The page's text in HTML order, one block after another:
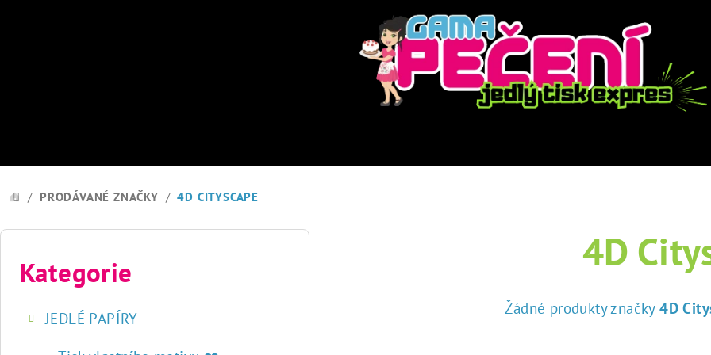
DOMŮ
/ PRODÁVANÉ ZNAČKY / 4D CITYSCAPE
P
Přeskočit
kategorie
Kategorie
JEDLÉ PAPÍRY
4D
Žádné produkty značky4D